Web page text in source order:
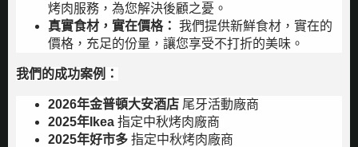
烤肉服務，為您解決後顧之憂。
真實食材，實在價格： 我們提供新鮮食材，實在的
價格，充足的份量，讓您享受不打折的美味。
我們的成功案例：
2026年金普頓大安酒店 尾牙活動廠商
2025年Ikea 指定中秋烤肉廠商
2025年好市多 指定中秋烤肉廠商